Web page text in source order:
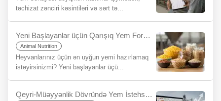
təchizat zənciri kəsintiləri və sərt tə...
Yeni Başlayanlar üçün Qarışıq Yem Formulası Bələdçisi
Animal Nutrition
Heyvanlarınız üçün ən uyğun yemi hazırlamaq
istəyirsinizmi? Yeni başlayanlar üçü...
Qeyri-Müəyyənlik Dövründə Yem İstehsalında Gəlirliliyi Qorumaq: Rasion Proqramlarının Strateji Əhəmiyyəti